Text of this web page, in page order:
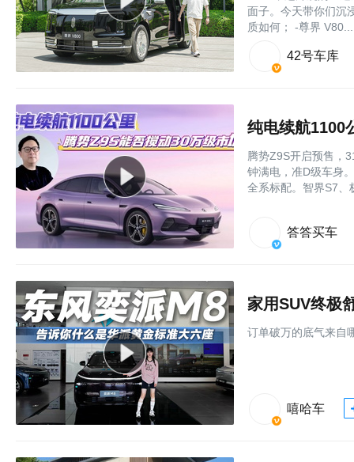
面子。今天带你们沉
质如何； -尊界
42号车库
纯电续航1100
腾势Z9S开启预售，
钟满电，准D级车身
全系标配。智界S7、
答答买车
家用SUV终极
订单破万的底气来自
嘻哈车